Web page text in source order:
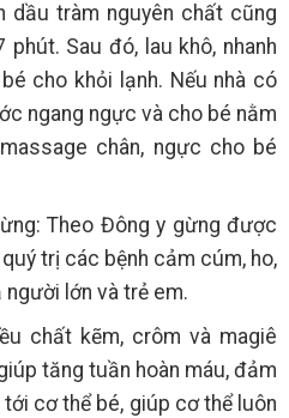
dầu tràm nguyên chất cũng
Sau đó, lau khô, nhanh
cho khỏi lạnh. Nếu nhà có
ngang ngực và cho bé nằm
chân, ngực cho bé
Theo Đông y gừng được
trị các bệnh cảm cúm, ho,
lớn và trẻ em.
chất kẽm, crôm và magiê
tăng tuần hoàn máu, đảm
cơ thể bé, giúp cơ thể luôn